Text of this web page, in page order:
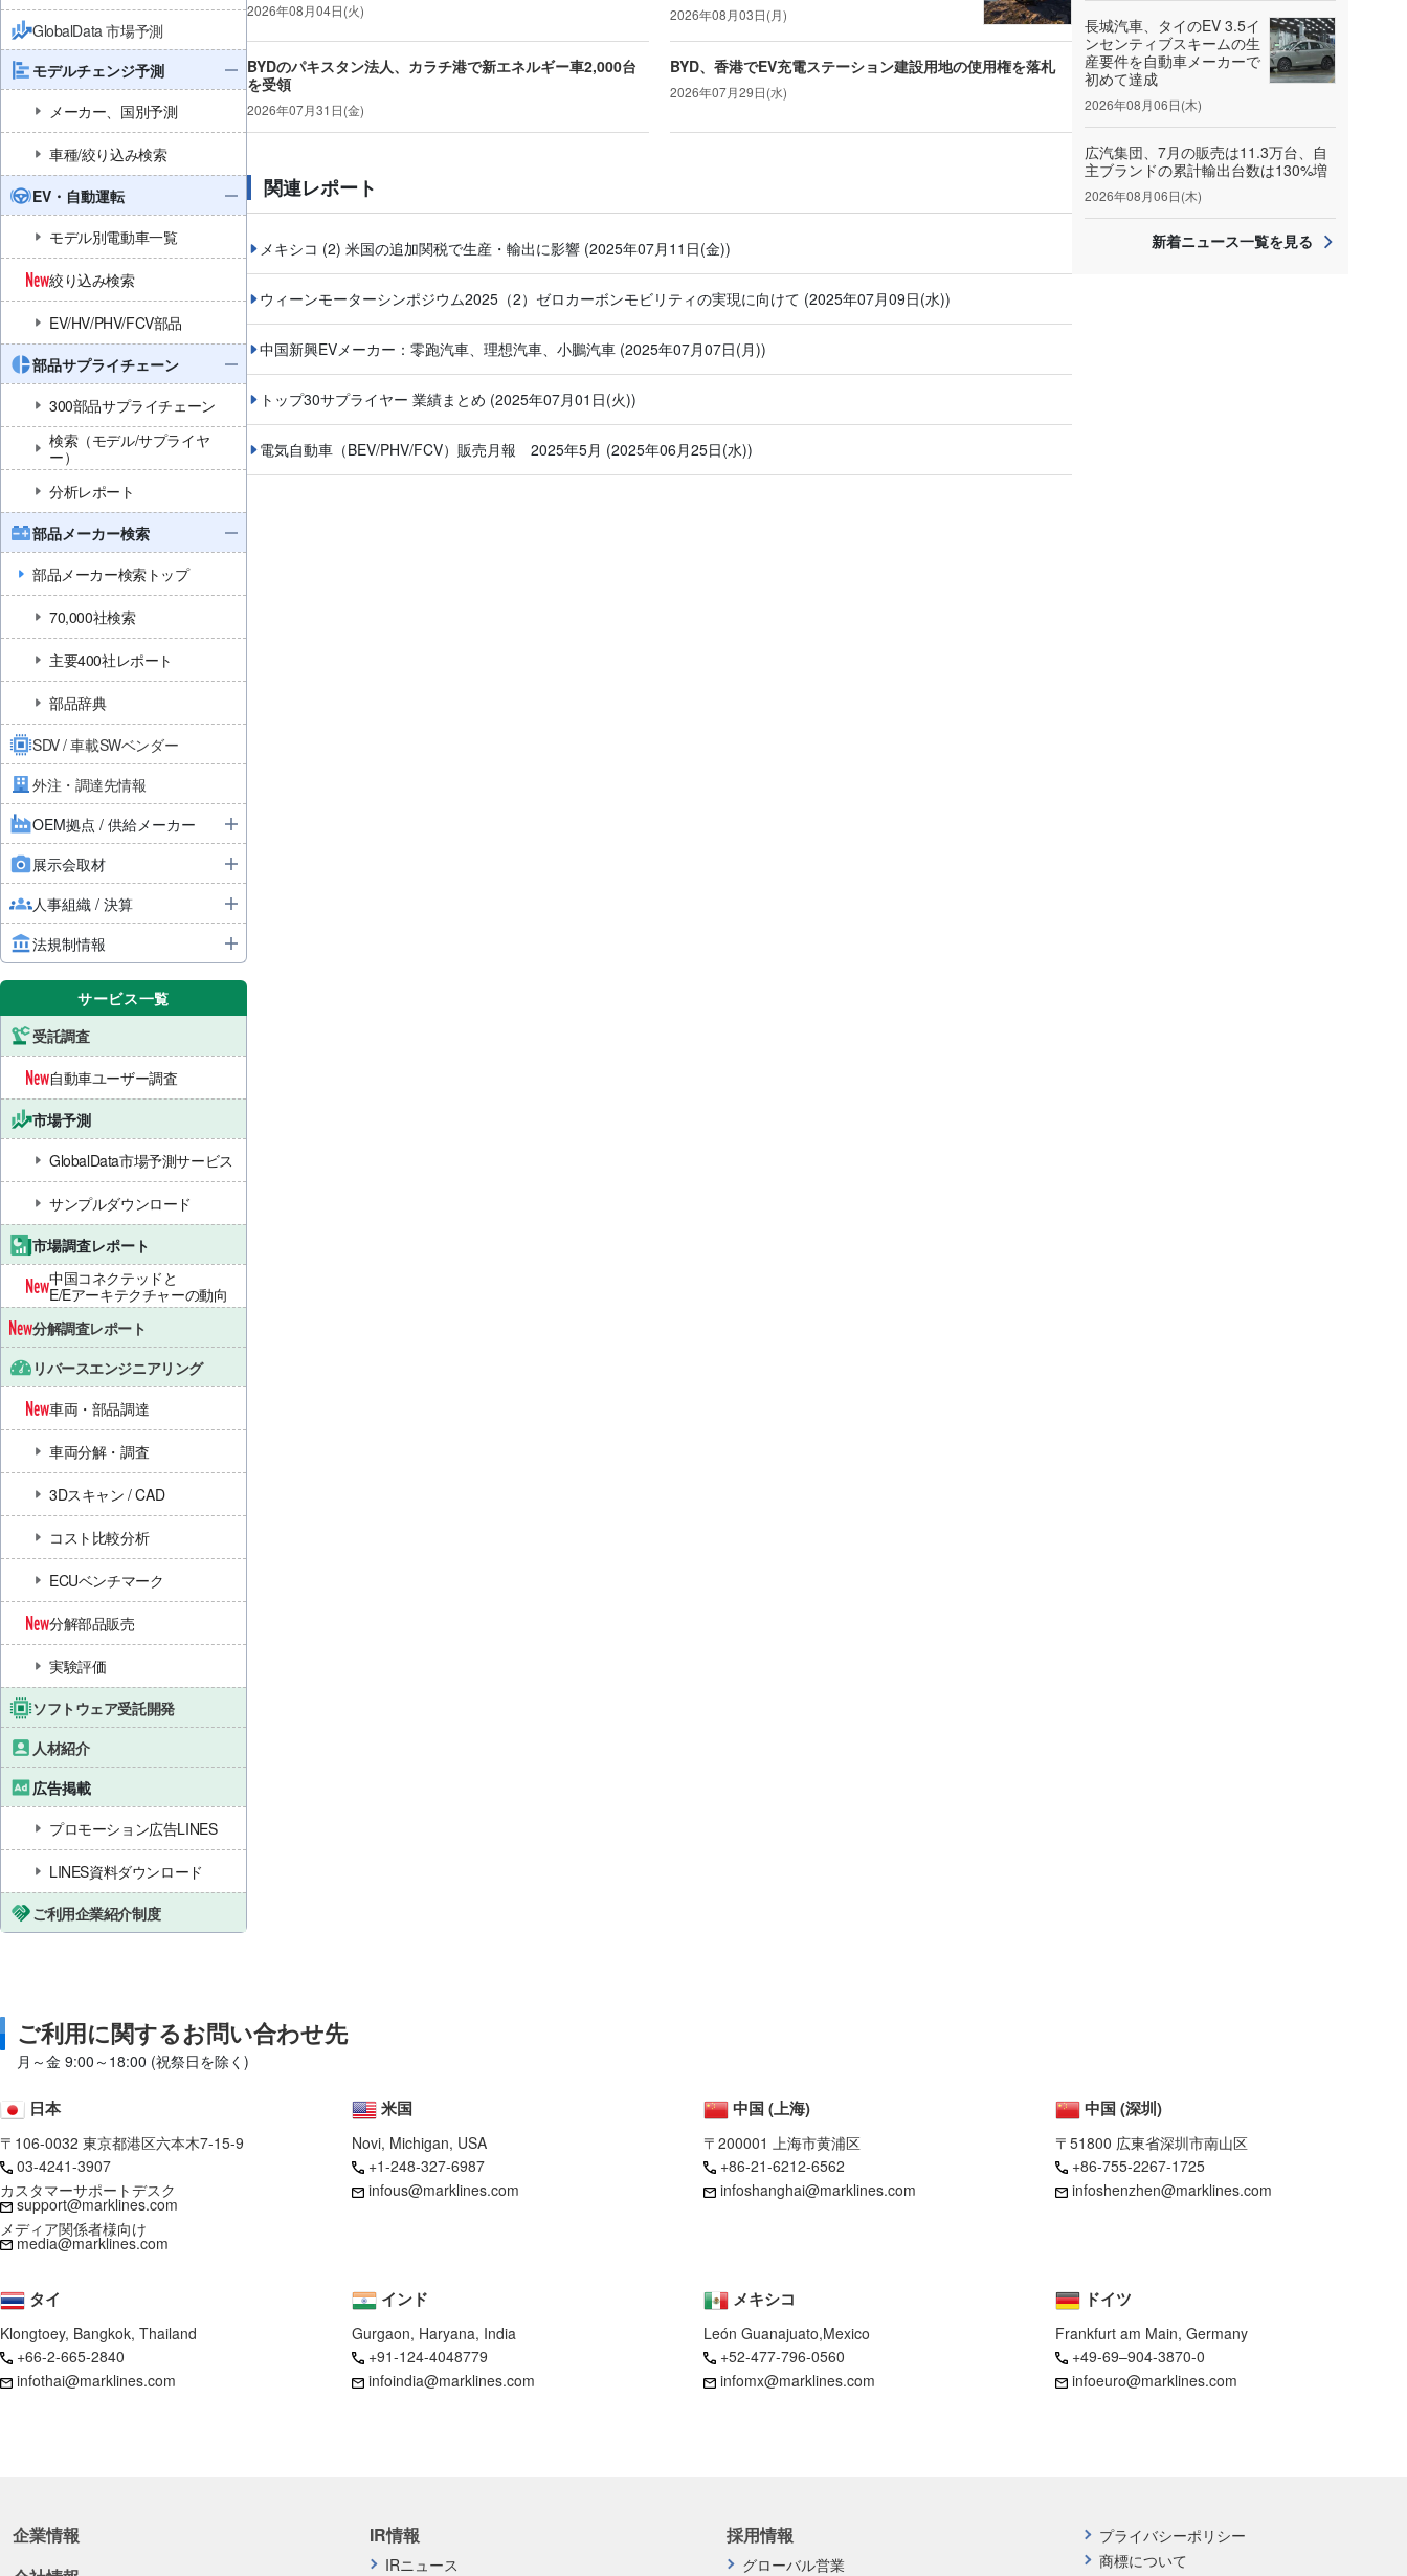
GlobalData 市場予測
モデルチェンジ予測
メーカー、国別予測
車種/絞り込み検索
EV・自動運転
モデル別電動車一覧
絞り込み検索
EV/HV/PHV/FCV部品
部品サプライチェーン
300部品サプライチェーン
検索（モデル/サプライヤ
ー）
分析レポート
部品メーカー検索
部品メーカー検索トップ
70,000社検索
主要400社レポート
部品辞典
SDV / 車載SWベンダー
外注・調達先情報
OEM拠点 / 供給メーカー
展示会取材
人事組織 / 決算
法規制情報
サービス一覧
受託調査
自動車ユーザー調査
市場予測
GlobalData市場予測サービス
サンプルダウンロード
市場調査レポート
中国コネクテッドと
E/Eアーキテクチャーの動向
分解調査レポート
リバースエンジニアリング
車両・部品調達
車両分解・調査
3Dスキャン / CAD
コスト比較分析
ECUベンチマーク
分解部品販売
実験評価
ソフトウェア受託開発
人材紹介
広告掲載
プロモーション広告LINES
LINES資料ダウンロード
ご利用企業紹介制度
2026年08月04日(火) 2026年08月03日(月)
BYDのパキスタン法人、カラチ港で新エネルギー車2,000台
を受領
2026年07月31日(金)
BYD、香港でEV充電ステーション建設用地の使用権を落札
2026年07月29日(水)
関連レポート
メキシコ (2) 米国の追加関税で生産・輸出に影響 (2025年07月11日(金))
ウィーンモーターシンポジウム2025（2）ゼロカーボンモビリティの実現に向けて (2025年07月09日(水))
中国新興EVメーカー：零跑汽車、理想汽車、小鵬汽車 (2025年07月07日(月))
トップ30サプライヤー 業績まとめ (2025年07月01日(火))
電気自動車（BEV/PHV/FCV）販売月報 2025年5月 (2025年06月25日(水))
長城汽車、タイのEV 3.5イ
ンセンティブスキームの生
産要件を自動車メーカーで
初めて達成
2026年08月06日(木)
広汽集団、7月の販売は11.3万台、自
主ブランドの累計輸出台数は130%増
2026年08月06日(木)
新着ニュース一覧を見る
ご利用に関するお問い合わせ先
月～金 9:00～18:00 (祝祭日を除く)
日本
〒106-0032 東京都港区六本木7-15-9
03-4241-3907
カスタマーサポートデスク
support@marklines.com
メディア関係者様向け
media@marklines.com
米国
Novi, Michigan, USA
+1-248-327-6987
infous@marklines.com
メキシコ
León Guanajuato,Mexico
+52-477-796-0560
infomx@marklines.com
ドイツ
Frankfurt am Main, Germany
+49-69–904-3870-0
infoeuro@marklines.com
中国 (上海)
〒200001 上海市黄浦区
+86-21-6212-6562
infoshanghai@marklines.com
中国 (深圳)
〒51800 広東省深圳市南山区
+86-755-2267-1725
infoshenzhen@marklines.com
タイ
Klongtoey, Bangkok, Thailand
+66-2-665-2840
infothai@marklines.com
インド
Gurgaon, Haryana, India
+91-124-4048779
infoindia@marklines.com
企業情報
プライバシーポリシー
商標について
採用情報
グローバル営業
IR情報
IRニュース